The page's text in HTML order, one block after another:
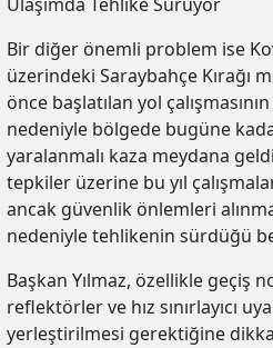
Bir diğer önemli problem ise
üzerindeki Saraybahçe Kırağı
önce başlatılan yol çalışmasının
nedeniyle bölgede bugüne
yaralanmalı kaza meydana
tepkiler üzerine bu yıl
ancak güvenlik önlemleri
nedeniyle tehlikenin sürdüğü
Başkan Yılmaz, özellikle geçiş
reflektörler ve hız sınırlayıcı
yerleştirilmesi gerektiğine